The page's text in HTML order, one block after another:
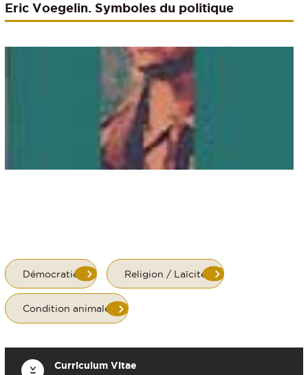
Eric Voegelin. Symboles du politique
Démocratie Religion / Laïcité
Condition animale
Curriculum Vitae